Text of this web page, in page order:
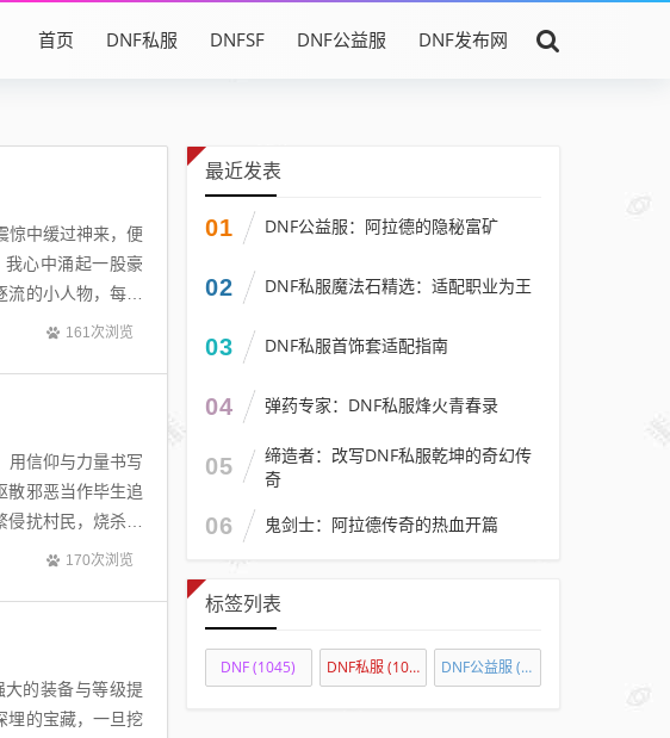
首页 DNF私服 DNFSF DNF公益服 DNF发布网
惊中缓过神来，便
心中涌起一股豪
的小人物，每日
161次浏览
用信仰与力量书写
散邪恶当作毕生追
扰村民，烧杀抢
170次浏览
的装备与等级提
埋的宝藏，一旦挖
最近发表
01 DNF公益服：阿拉德的隐秘富矿
02 DNF私服魔法石精选：适配职业为王
03 DNF私服首饰套适配指南
04 弹药专家：DNF私服烽火青春录
05
缔造者：改写DNF私服乾坤的奇幻传
奇
06 鬼剑士：阿拉德传奇的热血开篇
标签列表
DNF(1045) DNF私服(1071) DNF公益服(875)